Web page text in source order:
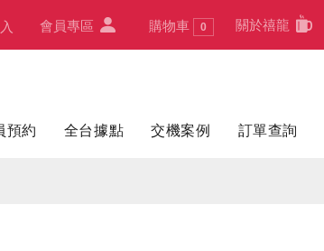
會員專區 購物車 0 關於禧龍
預約 全台據點 交機案例 訂單查詢